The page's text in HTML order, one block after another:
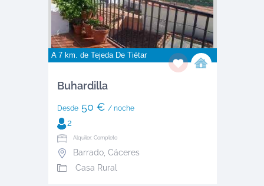
A 7 km. de Tejeda De Tiétar
Buhardilla
Desde50 € / noche
2
Alquiler: Completo
Barrado, Cáceres
Casa Rural